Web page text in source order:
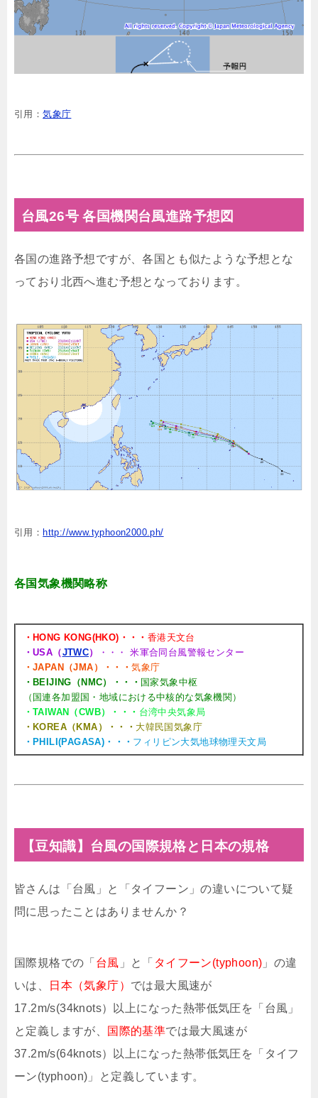
引用：気象庁
台風26号 各国機関台風進路予想図
各国の進路予想ですが、各国とも似たような予想とな
っており北西へ進む予想となっております。
引用： http://www.typhoon2000.ph/
各国気象機関略称
・HONG KONG(HKO)・・・ 香港天文台
・USA（JTWC）
・・・ 米軍合同台風警報センター
・JAPAN（JMA）・・・気象庁
・BEIJING（NMC）・・・ 国家気象中枢
（国連各加盟国・地域における中核的な気象機関）
・TAIWAN（CWB）・・・ 台湾中央気象局
・KOREA（KMA）・・・ 大韓民国気象庁
・PHILI(PAGASA)・・・ フィリピン大気地球物理天文局
【豆知識】台風の国際規格と日本の規格
皆さんは「台風」と「タイフーン」の違いについて疑
問に思ったことはありませんか？
国際規格での「 台風 」と「 タイフーン(typhoon) 」の違
いは、
日本（気象庁） では最大風速が
17.2m/s(34knots）以上になった熱帯低気圧を「台風」
と定義しますが、
国際的基準では最大風速が
37.2m/s(64knots）以上になった熱帯低気圧を「タイフ
ーン(typhoon)」と定義しています。